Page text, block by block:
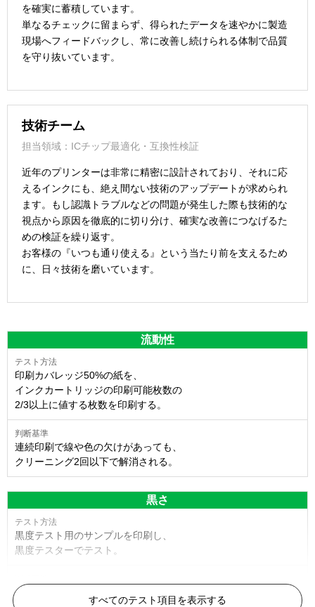
を確実に蓄積しています。
単なるチェックに留まらず、得られたデータを速やかに製造
現場へフィードバックし、常に改善し続けられる体制で品質
を守り抜いています。
技術チーム
担当領域：ICチップ最適化・互換性検証
近年のプリンターは非常に精密に設計されており、それに応
えるインクにも、絶え間ない技術のアップデートが求められ
ます。もし認識トラブルなどの問題が発生した際も技術的な
視点から原因を徹底的に切り分け、確実な改善につなげるた
めの検証を繰り返す。
お客様の『いつも通り使える』という当たり前を支えるため
に、日々技術を磨いています。
流動性
印刷カバレッジ50%の紙を、
インクカートリッジの印刷可能枚数の
2/3以上に値する枚数を印刷する。
連続印刷で線や色の欠けがあっても、
クリーニング2回以下で解消される。
黒さ
黒度テスト用のサンプルを印刷し、
黒度テスターでテスト。
黒度の技術基準に適合する。
すべてのテスト項目を表示する